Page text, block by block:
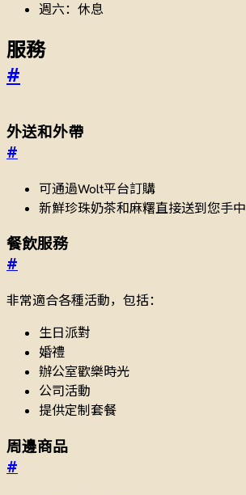
週六：休息
服務
#
外送和外帶
#
可通過Wolt平台訂購
新鮮珍珠奶茶和麻糬直接送到您手中
餐飲服務
#
非常適合各種活動，包括：
生日派對
婚禮
辦公室歡樂時光
公司活動
提供定制套餐
周邊商品
#